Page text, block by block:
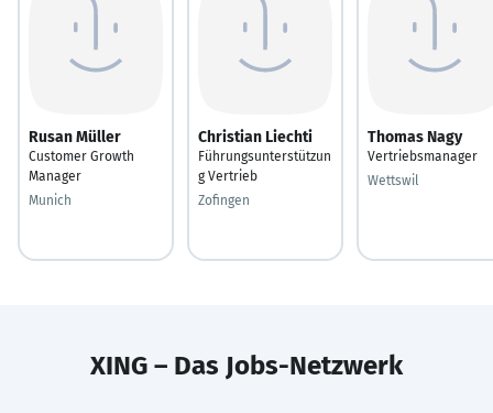
Rusan Müller
Customer Growth
Manager
Munich
Christian Liechti
Führungsunterstützun
g Vertrieb
Zofingen
Thomas Nagy
Vertriebsmanager
Wettswil
XING – Das Jobs-Netzwerk